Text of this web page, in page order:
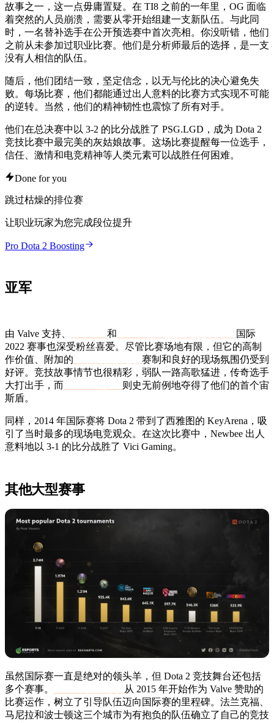
故事之一，这一点毋庸置疑。在 TI8 之前的一年里，OG 面临
着突然的人员崩溃，需要从零开始组建一支新队伍。与此同
时，一名替补选手在公开预选赛中首次亮相。你没听错，他们
之前从未参加过职业比赛。他们是分析师最后的选择，是一支
没有人相信的队伍。
随后，他们团结一致，坚定信念，以无与伦比的决心避免失
败。每场比赛，他们都能通过出人意料的比赛方式实现不可能
的逆转。当然，他们的精神韧性也震惊了所有对手。
他们在总决赛中以 3-2 的比分战胜了 PSG.LGD，成为 Dota 2
竞技比赛中最完美的灰姑娘故事。这场比赛提醒每一位选手，
信任、激情和电竞精神等人类元素可以战胜任何困难。
Done for you
跳过枯燥的排位赛
让职业玩家为您完成段位提升
Pro Dota 2 Boosting
亚军
由 Valve 支持、 和
国际
2022 赛事也深受粉丝喜爱。尽管比赛场地有限，但它的高制
作价值、附加的
赛制和良好的现场氛围仍受到
好评。竞技故事情节也很精彩，弱队一路高歌猛进，传奇选手
大打出手，而
则史无前例地夺得了他们的首个宙
斯盾。
同样，2014 年国际赛将 Dota 2 带到了西雅图的 KeyArena，吸
引了当时最多的现场电竞观众。在这次比赛中，Newbee 出人
意料地以 3-1 的比分战胜了 Vici Gaming。
其他大型赛事
虽然国际赛一直是绝对的领头羊，但 Dota 2 竞技舞台还包括
多个赛事。
从 2015 年开始作为 Valve 赞助的
比赛运作，树立了引导队伍迈向国际赛的里程碑。法兰克福、
马尼拉和波士顿这三个城市为有抱负的队伍确立了自己的竞技